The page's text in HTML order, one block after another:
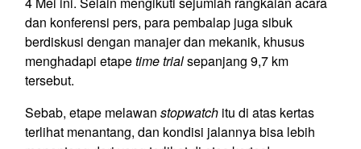
dan konferensi pers, para pembalap juga sibuk
berdiskusi dengan manajer dan mekanik, khusus
menghadapi etapetime trialsepanjang 9,7 km
tersebut.
Sebab, etape melawan stopwatch itu di atas kertas
terlihat menantang, dan kondisi jalannya bisa lebih